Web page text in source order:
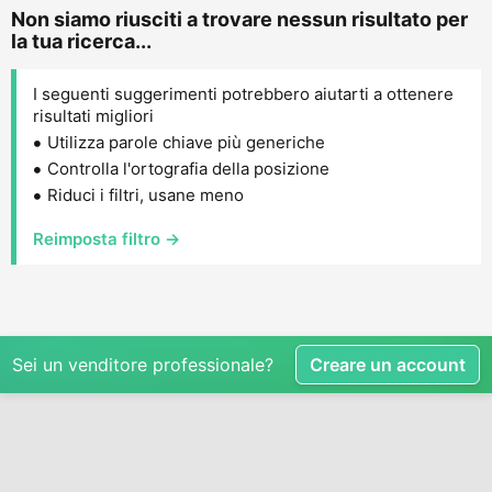
Non siamo riusciti a trovare nessun risultato per
la tua ricerca...
I seguenti suggerimenti potrebbero aiutarti a ottenere
risultati migliori
Utilizza parole chiave più generiche
Controlla l'ortografia della posizione
Riduci i filtri, usane meno
Reimposta filtro →
Sei un venditore professionale? Creare un account